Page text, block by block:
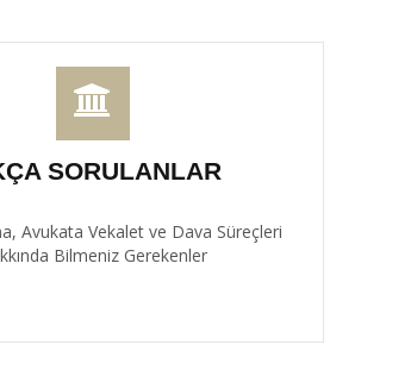
SORULANLAR
Avukata Vekalet ve Dava Süreçleri
Bilmeniz Gerekenler